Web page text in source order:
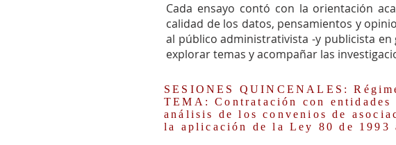
Cada ensayo contó con la orientación
calidad de los datos, pensamientos y
al público administrativista -y publicista
explorar temas y acompañar las
SESIONES QUINCENALES:
TEMA: Contratación con
análisis de los convenios de
la aplicación de la Ley 80 de 1993